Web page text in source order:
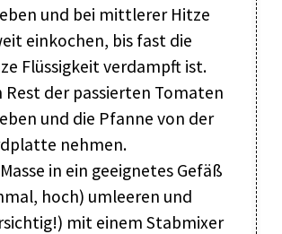
und bei mittlerer Hitze
einkochen, bis fast die
Flüssigkeit verdampft ist.
Rest der passierten Tomaten
und die Pfanne von der
nehmen.
in ein geeignetes Gefäß
hoch) umleeren und
mit einem Stabmixer